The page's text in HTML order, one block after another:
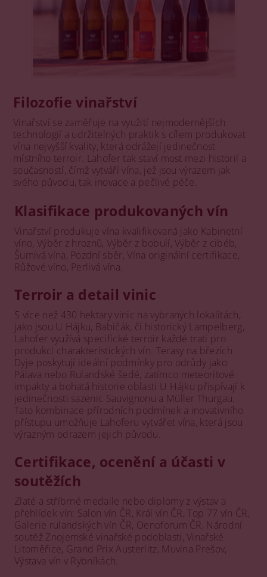
Filozofie vinařství
Vinařství se zaměřuje na využití nejmodernějších
technologií a udržitelných praktik s cílem produkovat
vína nejvyšší kvality, která odrážejí jedinečnost
místního terroir. Lahofer tak staví most mezi historií a
současností, čímž vytváří vína, jež jsou výrazem jak
svého původu, tak inovace a pečlivé péče.
Klasifikace produkovaných vín
Vinařství produkuje vína kvalifikovaná jako Kabinetní
víno, Výběr z hroznů, Výběr z bobulí, Výběr z cibéb,
Šumivá vína, Pozdní sběr, Vína originální certifikace,
Růžové víno, Perlivá vína.
Terroir a detail vinic
S více než 430 hektary vinic na vybraných lokalitách,
jako jsou U Hájku, Babičák, či historický Lampelberg,
Lahofer využívá specifické terroir každé trati pro
produkci charakteristických vín. Terasy na březích
Dyje poskytují ideální podmínky pro odrůdy jako
Pálava nebo Rulandské šedé, zatímco meteoritové
impakty a bohatá historie oblasti U Hájku přispívají k
jedinečnosti sazenic Sauvignonu a Müller Thurgau.
Tato kombinace přírodních podmínek a inovativního
přístupu umožňuje Lahoferu vytvářet vína, která jsou
výrazným odrazem jejich původu.
Certifikace, ocenění a účasti v
soutěžích
Zlaté a stříbrné medaile nebo diplomy z výstav a
přehlídek vín: Salon vín ČR, Král vín ČR, Top 77 vín ČR,
Galerie rulandských vín ČR, Oenoforum ČR, Národní
soutěž Znojemské vinařské podoblasti, Vinařské
Litoměřice, Grand Prix Austerlitz, Muvina Prešov,
Výstava vín v Rybníkách.